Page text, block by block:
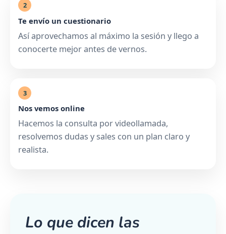
2
Te envío un cuestionario
Así aprovechamos al máximo la sesión y llego a
conocerte mejor antes de vernos.
3
Nos vemos online
Hacemos la consulta por videollamada,
resolvemos dudas y sales con un plan claro y
realista.
Lo que dicen las